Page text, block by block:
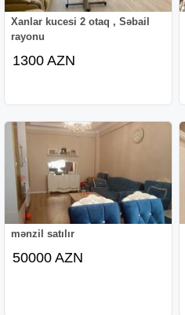
Xanlar kucesi 2 otaq , Səbail
rayonu
1300 AZN
mənzil satılır
50000 AZN